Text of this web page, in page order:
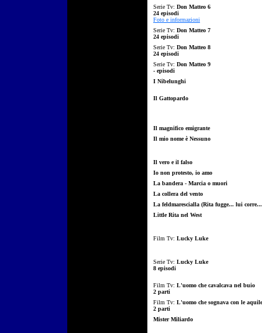
Serie Tv: Don Matteo 6
24 episodi
Foto e informazioni
Serie Tv: Don Matteo 7
24 episodi
Serie Tv: Don Matteo 8
24 episodi
Serie Tv: Don Matteo 9
- episodi
I Nibelunghi
Il Gattopardo
Il magnifico emigrante
Il mio nome è Nessuno
Il vero e il falso
Io non protesto, io amo
La bandera - Marcia o muori
La collera del vento
La feldmarescialla (Rita fugge... lui
Little Rita nel West
Film Tv: Lucky Luke
Serie Tv: Lucky Luke
8 episodi
Film Tv: L'uomo che cavalcava nel buio
2 parti
Film Tv: L'uomo che sognava con le aquile
2 parti
Mister Miliardo